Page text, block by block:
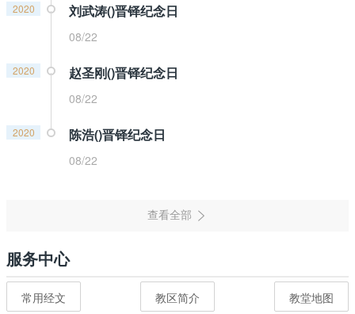
2020 刘武涛()晋铎纪念日
08/22
2020 赵圣刚()晋铎纪念日
08/22
2020 陈浩()晋铎纪念日
08/22
服务中心
常用经文 教区简介 教堂地图